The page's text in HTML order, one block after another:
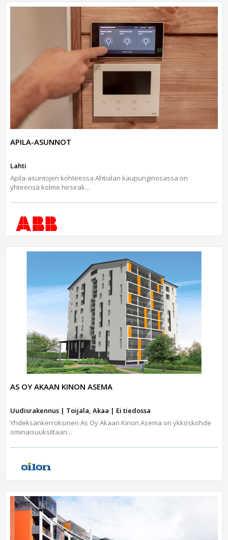
APILA-ASUNNOT
Lahti
Apila-asuntojen kohteessa Ahtialan kaupunginosassa on
yhteensä kolme hirsirak...
AS OY AKAAN KINON ASEMA
Uudisrakennus | Toijala, Akaa | Ei tiedossa
Yhdeksänkerroksinen As Oy Akaan Kinon Asema on ykköskohde
ominaisuuksiltaan...